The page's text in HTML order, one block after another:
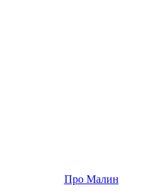
Про Малин